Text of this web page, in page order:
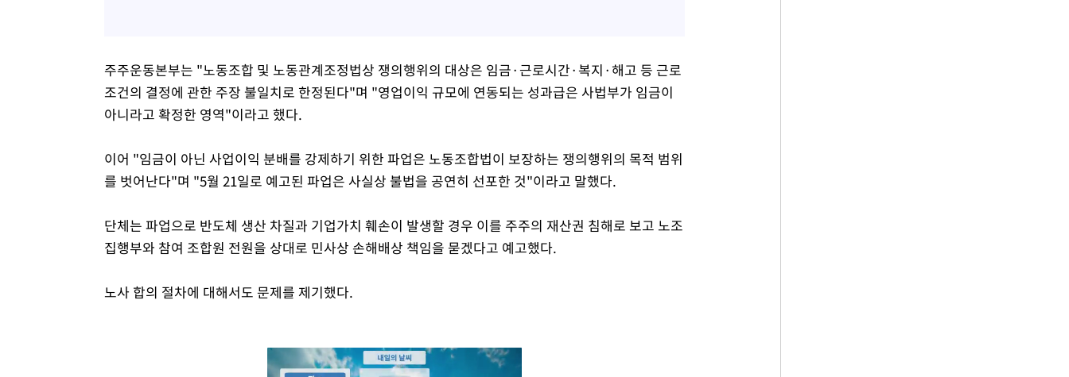
주주운동본부는 "노동조합 및 노동관계조정법상 쟁의행위의 대상은 임금·근로시간·복지·해고 등 근로
조건의 결정에 관한 주장 불일치로 한정된다"며 "영업이익 규모에 연동되는 성과급은 사법부가 임금이
아니라고 확정한 영역"이라고 했다.
이어 "임금이 아닌 사업이익 분배를 강제하기 위한 파업은 노동조합법이 보장하는 쟁의행위의 목적 범위
를 벗어난다"며 "5월 21일로 예고된 파업은 사실상 불법을 공연히 선포한 것"이라고 말했다.
단체는 파업으로 반도체 생산 차질과 기업가치 훼손이 발생할 경우 이를 주주의 재산권 침해로 보고 노조
집행부와 참여 조합원 전원을 상대로 민사상 손해배상 책임을 묻겠다고 예고했다.
노사 합의 절차에 대해서도 문제를 제기했다.